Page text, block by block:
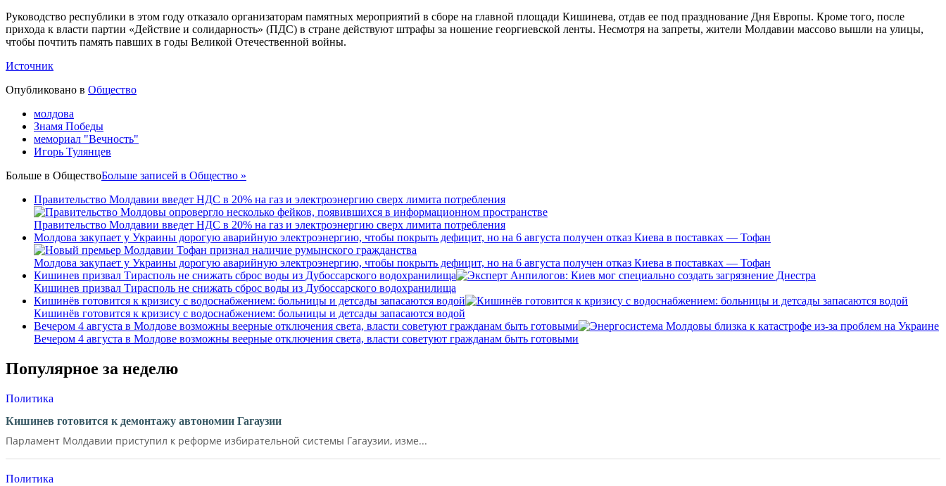
Руководство республики в этом году отказало организаторам памятных мероприятий в сборе на главной площади Кишинева, отдав ее под празднование Дня Европы. Кроме того, после
прихода к власти партии «Действие и солидарность» (ПДС) в стране действуют штрафы за ношение георгиевской ленты. Несмотря на запреты, жители Молдавии массово вышли на улицы,
чтобы почтить память павших в годы Великой Отечественной войны.
Источник
Опубликовано в Общество
молдова
Знамя Победы
мемориал "Вечность"
Игорь Тулянцев
Больше в ОбществоБольше записей в Общество »
Правительство Молдавии введет НДС в 20% на газ и электроэнергию сверх лимита потребления
Правительство Молдавии введет НДС в 20% на газ и электроэнергию сверх лимита потребления
Молдова закупает у Украины дорогую аварийную электроэнергию, чтобы покрыть дефицит, но на 6 августа получен отказ Киева в поставках — Тофан
Молдова закупает у Украины дорогую аварийную электроэнергию, чтобы покрыть дефицит, но на 6 августа получен отказ Киева в поставках — Тофан
Кишинев призвал Тирасполь не снижать сброс воды из Дубоссарского водохранилища
Кишинев призвал Тирасполь не снижать сброс воды из Дубоссарского водохранилища
Кишинёв готовится к кризису с водоснабжением: больницы и детсады запасаются водой
Кишинёв готовится к кризису с водоснабжением: больницы и детсады запасаются водой
Вечером 4 августа в Молдове возможны веерные отключения света, власти советуют гражданам быть готовыми
Вечером 4 августа в Молдове возможны веерные отключения света, власти советуют гражданам быть готовыми
Популярное за неделю
Политика
Кишинев готовится к демонтажу автономии Гагаузии
Парламент Молдавии приступил к реформе избирательной системы Гагаузии, изме...
Политика